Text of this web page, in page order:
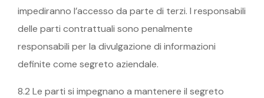
impediranno l’accesso da parte di terzi. I responsabili
delle parti contrattuali sono penalmente
responsabili per la divulgazione di informazioni
definite come segreto aziendale.
8.2 Le parti si impegnano a mantenere il segreto